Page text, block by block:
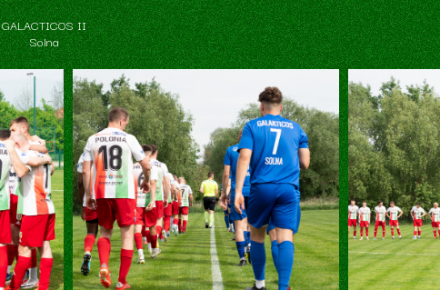
GALACTICOS II
Solna